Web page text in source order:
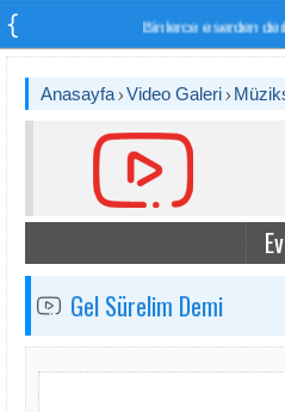
Binlerce eserden
Anasayfa Video Galeri
Gel Sürelim Demi